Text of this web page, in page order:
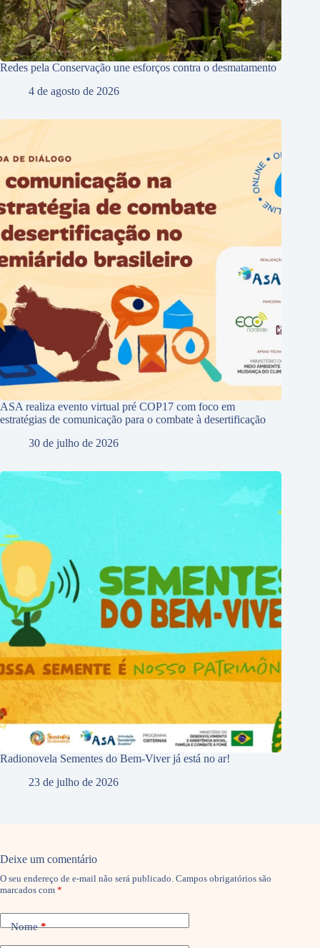
Redes pela Conservação une esforços contra o desmatamento
4 de agosto de 2026
ASA realiza evento virtual pré COP17 com foco em
estratégias de comunicação para o combate à desertificação
30 de julho de 2026
Radionovela Sementes do Bem-Viver já está no ar!
23 de julho de 2026
Deixe um comentário
O seu endereço de e-mail não será publicado. Campos obrigatórios são
marcados com *
Nome*